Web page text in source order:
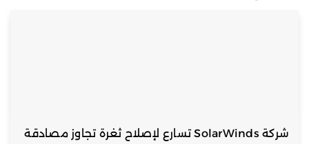
شركة SolarWinds تسارع لإصلاح ثغرة تجاوز مصادقة